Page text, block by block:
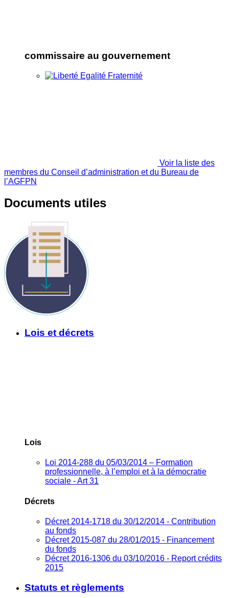
commissaire au gouvernement
Voir la liste des
membres du Conseil d’administration et du Bureau de
l’AGFPN
Documents utiles
Lois et décrets
Lois
Loi 2014-288 du 05/03/2014 – Formation
professionnelle, à l’emploi et à la démocratie
sociale - Art 31
Décrets
Décret 2014-1718 du 30/12/2014 - Contribution
au fonds
Décret 2015-087 du 28/01/2015 - Financement
du fonds
Décret 2016-1306 du 03/10/2016 - Report crédits
2015
Statuts et règlements